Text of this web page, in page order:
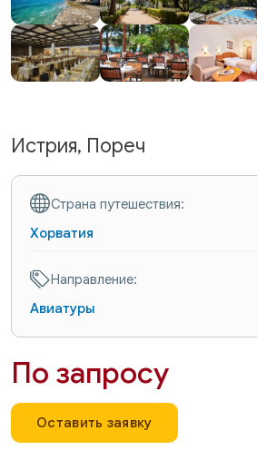
Истрия, Пореч
Страна путешествия:
Хорватия
Направление:
Авиатуры
По запросу
Оставить заявку